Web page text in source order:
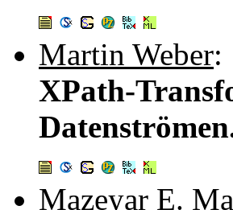
Martin Weber:
XPath-
Mazeyar E.